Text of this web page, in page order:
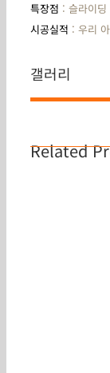
특장점 : 슬라이
시공실적 : 우리
갤러리
Related